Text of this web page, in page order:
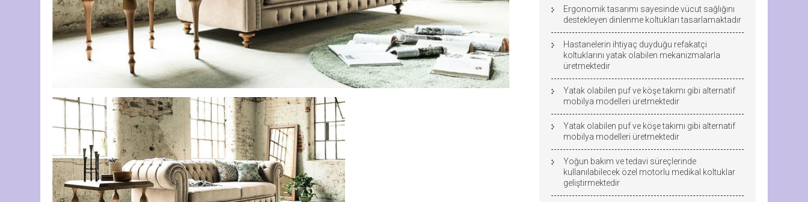
Ergonomik tasarımı sayesinde vücut sağlığını
destekleyen dinlenme koltukları tasarlamaktadır
Hastanelerin ihtiyaç duyduğu refakatçi
koltuklarını yatak olabilen mekanizmalarla
üretmektedir
Yatak olabilen puf ve köşe takımı gibi alternatif
mobilya modelleri üretmektedir
Yatak olabilen puf ve köşe takımı gibi alternatif
mobilya modelleri üretmektedir
Yoğun bakım ve tedavi süreçlerinde
kullanılabilecek özel motorlu medikal koltuklar
geliştirmektedir